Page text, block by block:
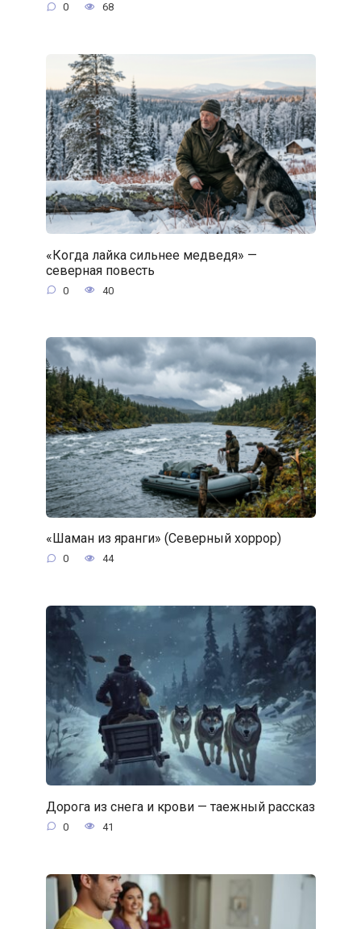
0 68
«Когда лайка сильнее медведя» —
северная повесть
0 40
«Шаман из яранги» (Северный хоррор)
0 44
Дорога из снега и крови — таежный рассказ
0 41